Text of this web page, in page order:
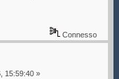
Connesso
15:59:40 »